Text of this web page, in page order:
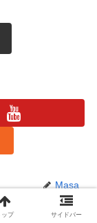
Masa
ップ サイドバー